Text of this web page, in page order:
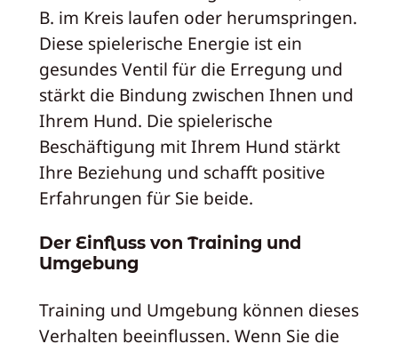
B. im Kreis laufen oder herumspringen.
Diese spielerische Energie ist ein
gesundes Ventil für die Erregung und
stärkt die Bindung zwischen Ihnen und
Ihrem Hund. Die spielerische
Beschäftigung mit Ihrem Hund stärkt
Ihre Beziehung und schafft positive
Erfahrungen für Sie beide.
Der Einfluss von Training und
Umgebung
Training und Umgebung können dieses
Verhalten beeinflussen. Wenn Sie die